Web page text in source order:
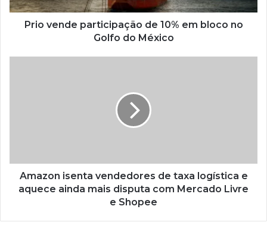
Prio vende participação de 10% em bloco no
Golfo do México
Amazon isenta vendedores de taxa logística e
aquece ainda mais disputa com Mercado Livre
e Shopee